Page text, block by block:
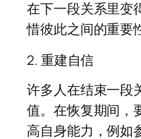
在下一段关系里变
惜彼此之间的重要
2. 重建自信
许多人在结束一段
值。在恢复期间，
高自身能力，例如